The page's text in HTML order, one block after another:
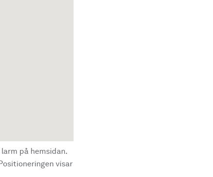
på hemsidan.
visar